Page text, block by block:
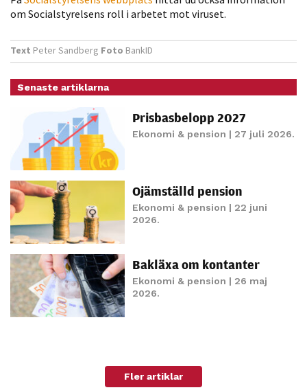
om Socialstyrelsens roll i arbetet mot viruset.
Text Peter Sandberg Foto BankID
Senaste artiklarna
Prisbasbelopp 2027
Ekonomi & pension | 27 juli 2026.
Ojämställd pension
Ekonomi & pension | 22 juni
2026.
Bakläxa om kontanter
Ekonomi & pension | 26 maj
2026.
Fler artiklar
baserat på
Upplevelse
För att vår
hemsida ska
möjligt under
ditt besök.
Om du nekar
kommer viss
funktionalitet
Marknadsföring